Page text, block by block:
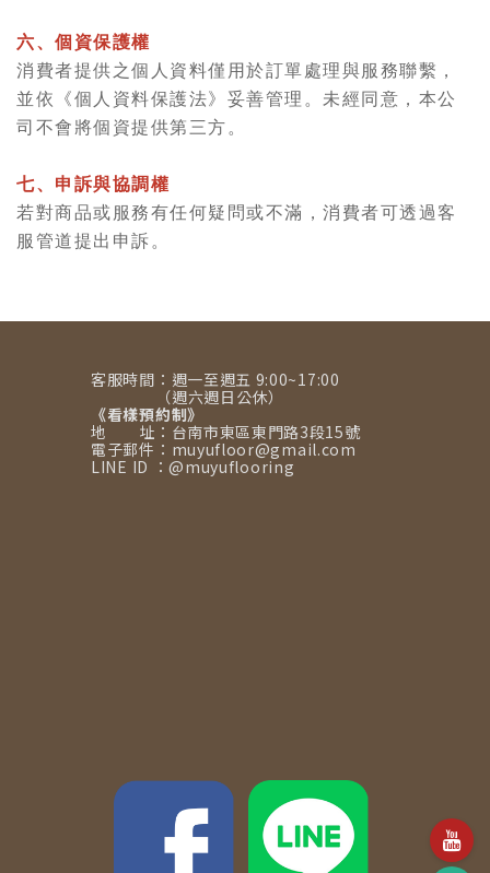
六、個資保護權
消費者提供之個人資料僅用於訂單處理與服務聯繫，
並依《個人資料保護法》妥善管理。未經同意，本公
司不會將個資提供第三方。
七、申訴與協調權
若對商品或服務有任何疑問或不滿，消費者可透過客
服管道提出申訴。
客服時間：週一至週五 9:00~17:00
（週六週日公休）
《看樣預約制》
地 址：台南市東區東門路3段15號
電子郵件：muyufloor@gmail.com
LINE ID ：@muyuflooring